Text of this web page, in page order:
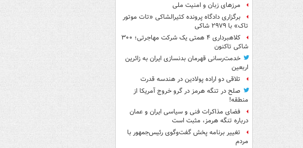
مرزهای زبان و امنیت ملی
برگزاری دادگاه پرونده کثیرالشاکی «تات موتور
تاک» با ۲۹۷۹ شاکی
کلاهبرداری ۴ همتی یک شرکت مهاجرتی؛ ۳۰۰
شاکی تاکنون
خدمت‌رسانی قهرمان بدنسازی ایران به زائرین
اربعین
تلاقی دو اراده پولادین در هندسه قدرت
صلح در تنگه هرمز در گرو خروج آمریکا از
منطقه!
فضای مذاکرات فنی و سیاسی ایران و عمان
درباره تنگه هرمز، مثبت است
تغییر برنامه پخش گفت‌وگوی رئیس‌جمهور با
مردم